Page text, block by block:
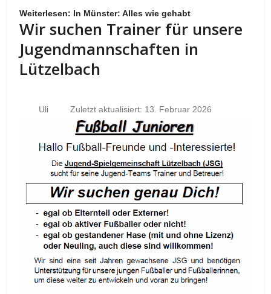
Weiterlesen: In Münster: Alles wie gehabt
Wir suchen Trainer für unsere
Jugendmannschaften in
Lützelbach
Uli Zuletzt aktualisiert: 13. Februar 2026